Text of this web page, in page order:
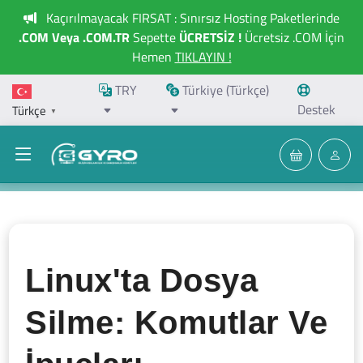
Kaçırılmayacak FIRSAT : Sınırsız Hosting Paketlerinde
.COM Veya .COM.TRSepette ÜCRETSİZ ! Ücretsiz .COM İçin
Hemen TIKLAYIN !
Türkçe ▼
TRY
Türkiye (Türkçe)
Destek
Linux'ta Dosya
Silme: Komutlar Ve